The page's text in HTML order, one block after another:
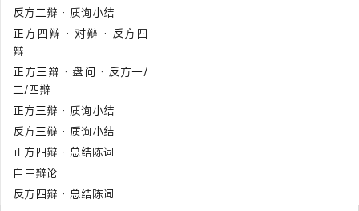
反方二辩 · 质询小结
正方四辩 · 对辩 · 反方四
辩
正方三辩 · 盘问 · 反方一/
二/四辩
正方三辩 · 质询小结
反方三辩 · 质询小结
正方四辩 · 总结陈词
自由辩论
反方四辩 · 总结陈词